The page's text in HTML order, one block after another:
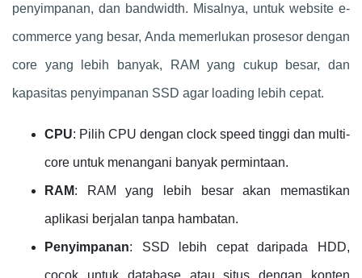
penyimpanan, dan bandwidth. Misalnya, untuk website e-
commerce yang besar, Anda memerlukan prosesor dengan
core yang lebih banyak, RAM yang cukup besar, dan
kapasitas penyimpanan SSD agar loading lebih cepat.
CPU: Pilih CPU dengan clock speed tinggi dan multi-
core untuk menangani banyak permintaan.
RAM: RAM yang lebih besar akan memastikan
aplikasi berjalan tanpa hambatan.
Penyimpanan: SSD lebih cepat daripada HDD,
cocok untuk database atau situs dengan konten